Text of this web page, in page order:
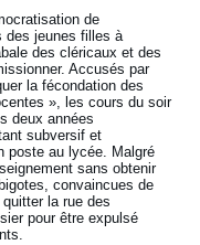
de
des jeunes filles à
des cléricaux et des
Accusés par
la fécondation des
», les cours du soir
deux années
subversif et
poste au lycée. Malgré
sans obtenir
convaincues de
la rue des
pour être expulsé